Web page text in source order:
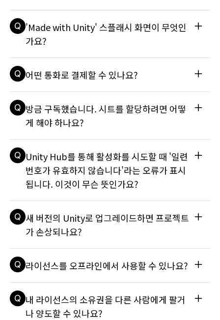
참조하세요: Xbox 플랫폼으로 개발하려면 어떻게 해야 하나요?
PlayStation® 플랫폼으로 개발하려면 어떻게 해야 하나요? U
nity에서 무슨 플랫폼을 지원하나요?
A
이 되는 다양한 서비스와 더불어 강력한 실시간 3D 엔진에 대한
액세스를 포함하고 있습니다. 각 구독의 내용을 모두 확인하려
Q 'Made with Unity' 스플래시 화면이 무엇인
가요?
A
화면은 첫 번째 씬이 백그라운드에서 비동기적으로 로드되는 동
니메이션과는 다릅니다. Unity 에디터를 사용하여 프로젝트에
대한 스플래시 화면을 설정할 수 있습니다. Unity 스플래시 화
면을 커스터마이즈할 수 있는 정도는 Unity 구독에 따라 다릅니
다. Unity Personal 또는 Unity Pro 중 보유한 구독에 따라 U
nity 스플래시 화면을 완전히 비활성화하고, Unity 로고를 비활
성화하고, 직접 만든 로고를 추가하는 등의 옵션을 사용할 수 있
습니다. 스플래시 화면 설정에 대한 자세한 내용은 유니티의 기
술 자료 페이지를 참조하세요.
Q 어떤 통화로 결제할 수 있나요?
A
Y, KRW, CNY 및 BRL(제한이 적용됨). 유니티의 주요 결제 게
이트웨이는 WorldPay이며 대부분 시장에서 사용 가능합니다.
화로 결제되나요?
Q 방금 구독했습니다. 시트를 할당하려면 어떻
게 해야 하나요?
A
선스를 활성화해야 합니다. 조직을 대신하여 구독을 구매한 경
우, 각 사용자에게 시트를 할당해야 사용자들이 라이선스를 활
성화할 수 있습니다. 단계별 가이드는 다음 지식창고 문서를 참
조하세요: 시트를 사용자에게 어떻게 할당하나요?
Q Unity Hub를 통해 활성화를 시도할 때 '일련
번호가 유효하지 않습니다'라는 오류가 표시
됩니다. 이것이 무슨 뜻인가요?
A
만료입니다. 최근에 OS를 업데이트하거나 하드웨어를 변경한
경우, Unity License File(.ULF)이 연결된 하드웨어 ID가 변경
효하지 않다는 오류의 또 다른 원인은 기기와 Unity 라이선스
서버 간의 연결 문제입니다. 자세한 내용은 기술 자료 문서를 참
조하세요: Unity Hub를 통해 활성화를 시도할 때 '일련 번호가
유효하지 않습니다'라는 오류가 표시됩니다. 이것이 무슨 뜻인
Q 새 버전의 Unity로 업그레이드하면 프로젝트
가 손상되나요?
A
업해 두는 것이 좋습니다. 자세한 내용은 기술 자료 업그레이드
Q 라이선스를 오프라인에서 사용할 수 있나요?
A
할 수 있습니다. 하지만 패키지 관리자, Collaborate와 같은 일
부 서비스는 오프라인에서 사용할 수 없습니다. 자세한 내용은
Q 내 라이선스의 소유권을 다른 사람에게 팔거
나 양도할 수 있나요?